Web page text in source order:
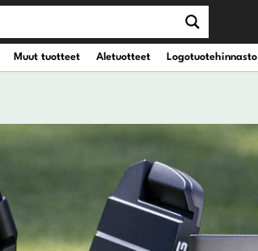
Muut tuotteet Aletuotteet Logotuotehinnasto